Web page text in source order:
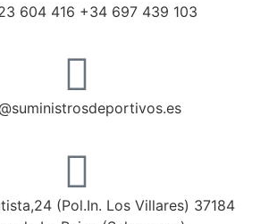
604 416 +34 697 439 103
(Pol.In. Los Villares) 37184